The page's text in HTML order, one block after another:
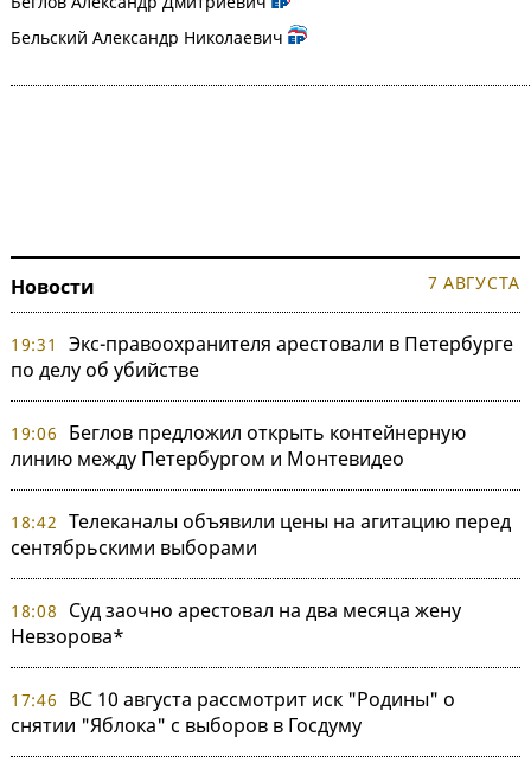
Бельский Александр Николаевич
Новости 7 АВГУСТА
19:31
Экс-правоохранителя арестовали в Петербурге
по делу об убийстве
19:06
Беглов предложил открыть контейнерную
линию между Петербургом и Монтевидео
18:42 Телеканалы объявили цены на агитацию перед
сентябрьскими выборами
18:08
Суд заочно арестовал на два месяца жену
Невзорова*
17:46
ВС 10 августа рассмотрит иск "Родины" о
снятии "Яблока" с выборов в Госдуму